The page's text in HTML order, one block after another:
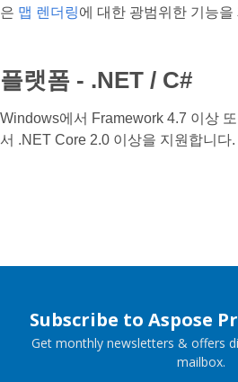
은 맵 렌더링에 대한 광범위한 기능을
플랫폼 - .NET / C#
Windows에서 Framework 4.7 이상
서 .NET Core 2.0 이상을 지원합니다.
Subscribe to Aspose
Get monthly newsletters & offers
mailbox.